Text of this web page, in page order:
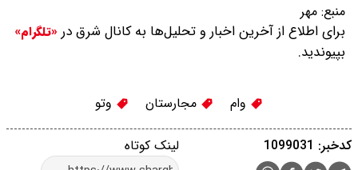
منبع: مهر
برای اطلاع از آخرین اخبار و تحلیل‌ها به کانال شرق در «تلگرام»
بپیوندید.
وام مجارستان وتو
لینک کوتاه کدخبر: 1099031